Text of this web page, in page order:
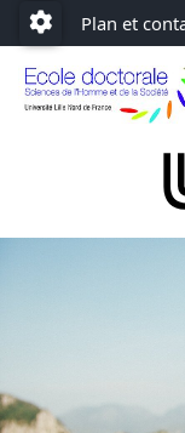
Accéder au menu
Accéder au contenu
Paramétrage
Plan et